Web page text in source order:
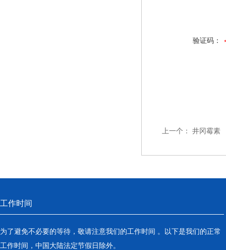
验证码：
上一个： 井冈霉素
工作时间
为了避免不必要的等待，敬请注意我们的工作时间 。以下是我们的正常
工作时间，中国大陆法定节假日除外。